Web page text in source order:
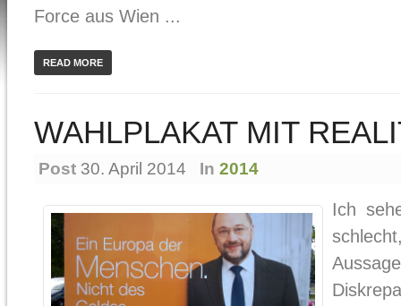
Force aus Wien ...
READ MORE
WAHLPLAKAT MIT
Post 30. April 2014 In 2014
Ich